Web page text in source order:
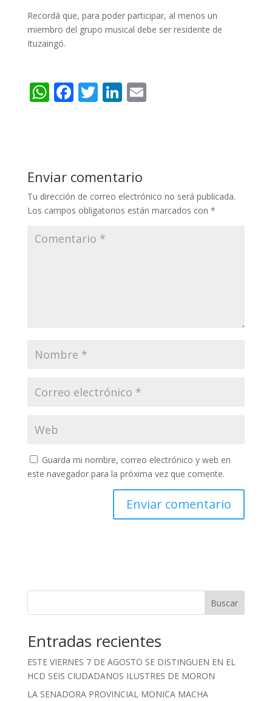
Recordá que, para poder participar, al menos un
miembro del grupo musical debe ser residente de
Ituzaingó.
W
A
p
p
F
o
o
k
T Li
dI
n
E
Enviar comentario
Tu dirección de correo electrónico no será publicada.
Los campos obligatorios están marcados con *
Guarda mi nombre, correo electrónico y web en
este navegador para la próxima vez que comente.
Buscar
Entradas recientes
ESTE VIERNES 7 DE AGOSTO SE DISTINGUEN EN EL
HCD SEIS CIUDADANOS ILUSTRES DE MORON
LA SENADORA PROVINCIAL MONICA MACHA